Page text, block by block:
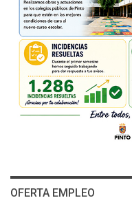
OFERTA EMPLEO